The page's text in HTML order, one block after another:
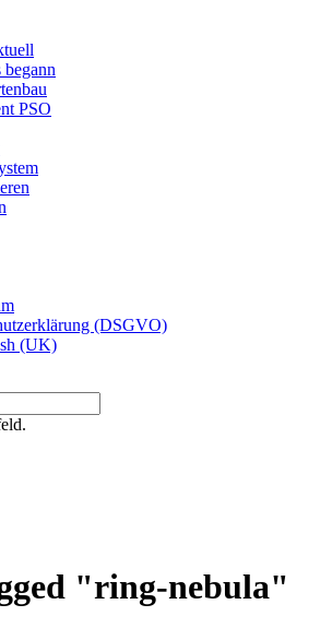
begann
PSO
(DSGVO)
(UK)
"ring-nebula"